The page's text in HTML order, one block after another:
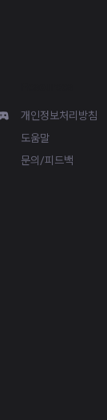
개인정보처리방침
도움말
문의/피드백